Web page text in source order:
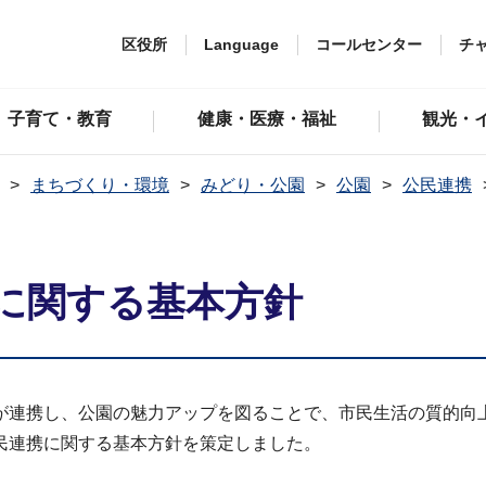
区役所 Language コールセンター チ
子育て・教育 健康・医療・福祉 観光・
まちづくり・環境 みどり・公園 公園 公民連携
関する基本方針
連携し、公園の魅力アップを図ることで、市民生活の質的
携に関する基本方針を策定しました。